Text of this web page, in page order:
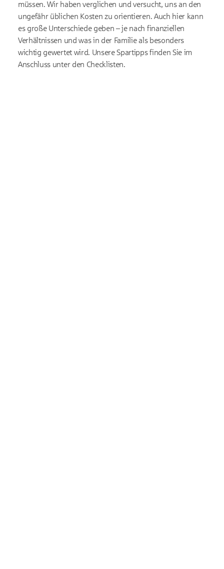
müssen. Wir haben verglichen und versucht, uns an den
ungefähr üblichen Kosten zu orientieren. Auch hier kann
es große Unterschiede geben – je nach finanziellen
Verhältnissen und was in der Familie als besonders
wichtig gewertet wird. Unsere Spartipps finden Sie im
Anschluss unter den Checklisten.